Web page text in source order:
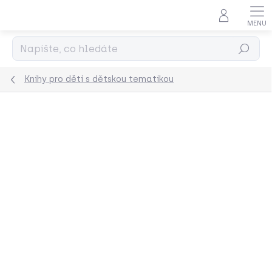
Hledat
Knihy pro děti s dětskou tematikou